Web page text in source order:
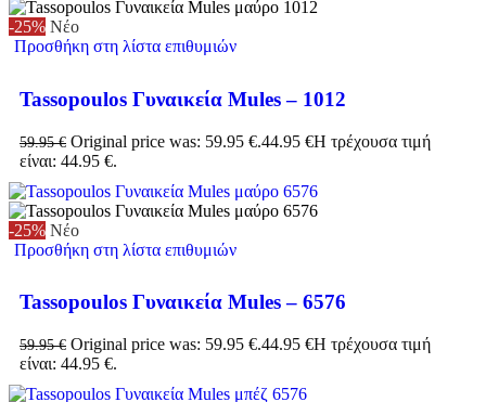
-25% Νέο
Προσθήκη στη λίστα επιθυμιών
Tassopoulos Γυναικεία Mules – 1012
59.95€ Original price was: 59.95 €.44.95 €Η τρέχουσα τιμή
είναι: 44.95 €.
-25% Νέο
Προσθήκη στη λίστα επιθυμιών
Tassopoulos Γυναικεία Mules – 6576
59.95€ Original price was: 59.95 €.44.95 €Η τρέχουσα τιμή
είναι: 44.95 €.